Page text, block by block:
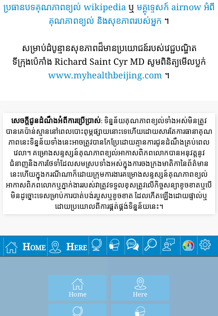
ប្រធានបទគុណភាពខ្យល់ wikipedia ឬ មគ្គុទ្ទេសក៍ airnow អំពី
គុណភាពខ្យល់ និងសុខភាពរបស់អ្នក ។
សម្រាប់ដំបូន្មានសុខភាពដ៏មានប្រយោជន៍របស់វេជ្ជបណ្ឌិត
ទីក្រុងប៉េកាំង Richard Saint Cyr MD សូមពិនិត្យមើលប្លក់
www.myhealthbeijing.com ។
សេចក្តីជូនដំណឹងអំពីការប្រើប្រាស់: ទិន្នន័យគុណភាពខ្យល់ទាំងអស់មិនត្រូវ
បានគេប៉ាន់ស្មាននៅពេលបោះពុម្ភផ្សាយនោះទេហើយដោយសារតែការធានាគុណ
ភាពនេះទិន្នន័យទាំងនេះអាចត្រូវបានកែប្រែដោយគ្មានការជូនដំណឹងគ្រប់ពេល
វេលា។ គម្រោងសន្ទស្សន៍គុណភាពខ្យល់អាកាសពិភពលោកបានអនុវត្តនូវ
ជំនាញនិងការថែទាំដែលសមស្របទាំងអស់ក្នុងការចងក្រងមាតិកានៃព័ត៌មាន
នេះហើយក្នុងករណីណាក៏ដោយក្រុមការងារគម្រោងសន្ទស្សន៍គុណភាពខ្យល់
អាកាសពិភពលោកឬភ្នាក់ងាររបស់វាត្រូវទទួលខុសត្រូវលើកិច្ចសន្យាខូចខាតឬបើ
មិនដូច្នោះទេសម្រាប់ការបាត់បង់របួសឬខូចខាត ដែលកើតឡើងដោយផ្ទាល់ឬ
ដោយប្រយោលពីការផ្គត់ផ្គង់ទិន្នន័យនេះ។
Home Here
Home Here